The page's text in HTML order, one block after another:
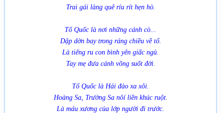
Trai gái làng quê ríu rít hẹn hò.
Tổ Quốc là nơi những cánh cò...
Dập dờn bay trong ráng chiều về tổ.
Là tiếng ru con bình yên giấc ngủ.
Tay mẹ đưa cánh võng suốt đời.
Tổ Quốc là Hải đảo xa xôi.
Hoàng Sa, Trường Sa nôí liền khúc ruột.
Là máu xương của lớp người đi trước.